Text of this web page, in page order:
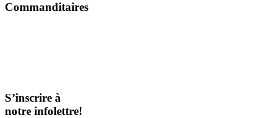
Commanditaires
S’inscrire à
notre infolettre!